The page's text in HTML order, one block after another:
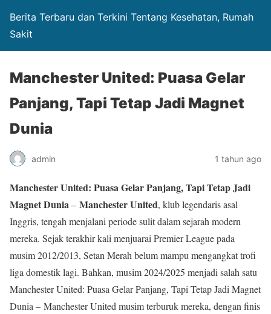
Berita Terbaru dan Terkini Tentang Kesehatan, Rumah
Sakit
Manchester United: Puasa Gelar
Panjang, Tapi Tetap Jadi Magnet
Dunia
admin 1 tahun ago
Manchester United: Puasa Gelar Panjang, Tapi Tetap Jadi
Magnet Dunia– Manchester United, klub legendaris asal
Inggris, tengah menjalani periode sulit dalam sejarah modern
mereka. Sejak terakhir kali menjuarai Premier League pada
musim 2012/2013, Setan Merah belum mampu mengangkat trofi
liga domestik lagi. Bahkan, musim 2024/2025 menjadi salah satu
Manchester United: Puasa Gelar Panjang, Tapi Tetap Jadi Magnet
Dunia – Manchester United musim terburuk mereka, dengan finis